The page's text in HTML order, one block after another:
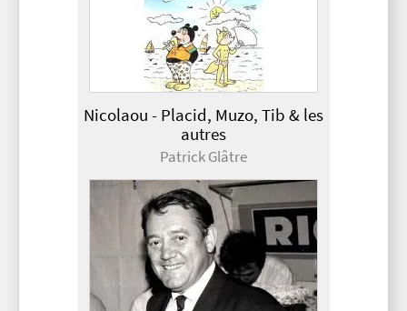
Nicolaou - Placid, Muzo, Tib & les
autres
Patrick Glâtre